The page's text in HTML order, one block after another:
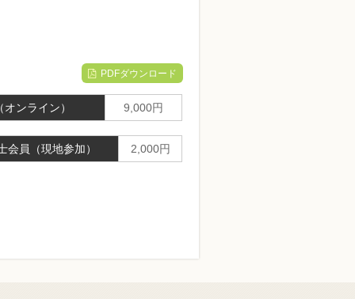
PDFダウンロード
ンライン） 9,000円
会員（現地参加） 2,000円